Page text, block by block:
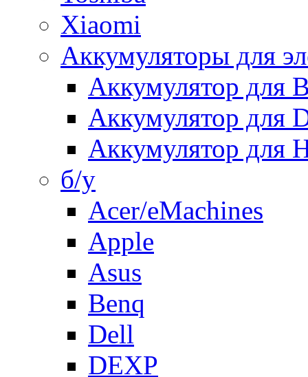
Xiaomi
Аккумуляторы для
Аккумулятор для
Аккумулятор для
Аккумулятор для
б/у
Acer/eMachines
Apple
Asus
Benq
Dell
DEXP